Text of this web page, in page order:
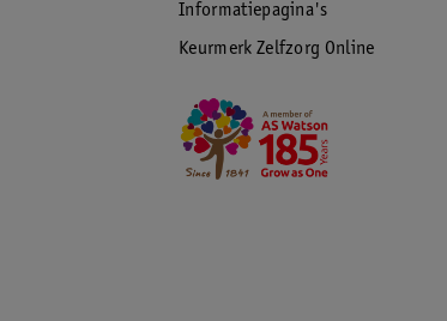
Informatiepagina's
Keurmerk Zelfzorg Online